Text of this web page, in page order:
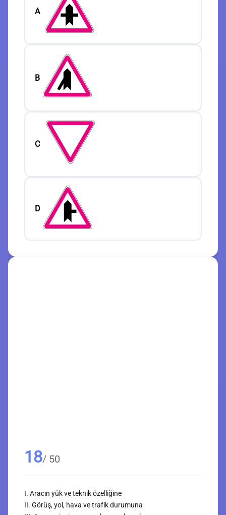
A
B
C
D
18/ 50
I. Aracın yük ve teknik özelliğine
II. Görüş, yol, hava ve trafik durumuna